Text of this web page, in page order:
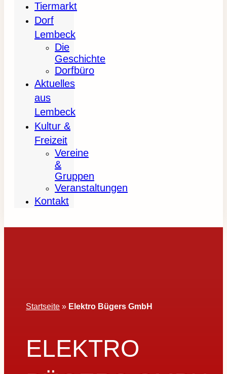
Tiermarkt
Dorf
Lembeck
Die
Geschichte
Dorfbüro
Aktuelles
aus
Lembeck
Kultur &
Freizeit
Vereine
&
Gruppen
Veranstaltungen
Kontakt
Startseite » Elektro Bügers GmbH
ELEKTRO